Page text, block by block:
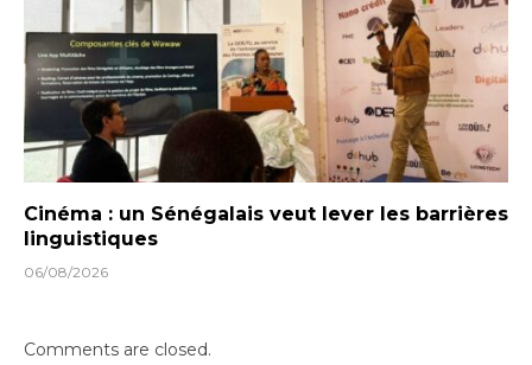
Cinéma : un Sénégalais veut lever les barrières
linguistiques
06/08/2026
Comments are closed.